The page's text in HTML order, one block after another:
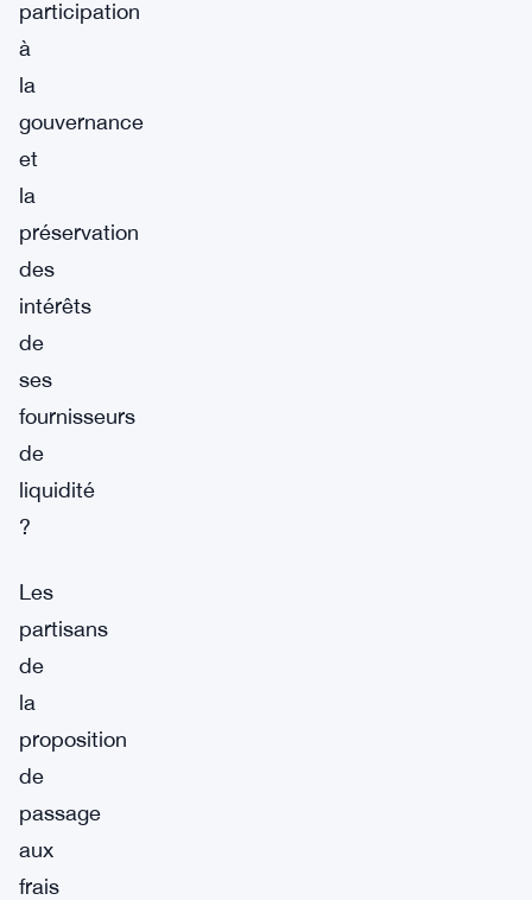
participation
à
la
gouvernance
et
la
préservation
des
intérêts
de
ses
fournisseurs
de
liquidité
?
Les
partisans
de
la
proposition
de
passage
aux
frais